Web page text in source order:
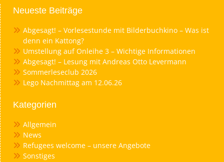
Neueste Beiträge
Abgesagt! – Vorlesestunde mit Bilderbuchkino – Was ist
denn ein Kattong?
Umstellung auf Onleihe 3 – Wichtige Informationen
Abgesagt! – Lesung mit Andreas Otto Levermann
Sommerleseclub 2026
Lego Nachmittag am 12.06.26
Kategorien
Allgemein
News
Refugees welcome – unsere Angebote
Sonstiges